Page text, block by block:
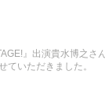
』出演貴水博之さ
ていただきました。